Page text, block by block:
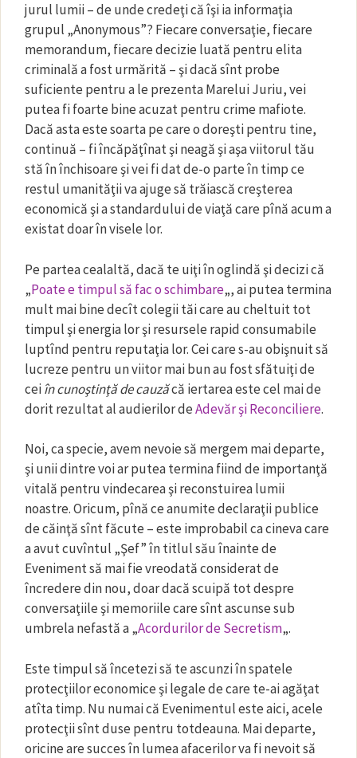
jurul lumii – de unde credeţi că îşi ia informaţia
grupul „Anonymous”? Fiecare conversaţie, fiecare
memorandum, fiecare decizie luată pentru elita
criminală a fost urmărită – şi dacă sînt probe
suficiente pentru a le prezenta Marelui Juriu, vei
putea fi foarte bine acuzat pentru crime mafiote.
Dacă asta este soarta pe care o doreşti pentru tine,
continuă – fi încăpăţînat şi neagă şi aşa viitorul tău
stă în închisoare şi vei fi dat de-o parte în timp ce
restul umanităţii va ajuge să trăiască creşterea
economică şi a standardului de viaţă care pînă acum a
existat doar în visele lor.
Pe partea cealaltă, dacă te uiţi în oglindă şi decizi că
„Poate e timpul să fac o schimbare„, ai putea termina
mult mai bine decît colegii tăi care au cheltuit tot
timpul şi energia lor şi resursele rapid consumabile
luptînd pentru reputaţia lor. Cei care s-au obişnuit să
lucreze pentru un viitor mai bun au fost sfătuiţi de
ceiîn cunoştinţă de cauzăcă iertarea este cel mai de
dorit rezultat al audierilor deAdevăr şi Reconciliere.
Noi, ca specie, avem nevoie să mergem mai departe,
şi unii dintre voi ar putea termina fiind de importanţă
vitală pentru vindecarea şi reconstuirea lumii
noastre. Oricum, pînă ce anumite declaraţii publice
de căinţă sînt făcute – este improbabil ca cineva care
a avut cuvîntul „Şef” în titlul său înainte de
Eveniment să mai fie vreodată considerat de
încredere din nou, doar dacă scuipă tot despre
conversaţiile şi memoriile care sînt ascunse sub
umbrela nefastă a „Acordurilor de Secretism„.
Este timpul să încetezi să te ascunzi în spatele
protecţiilor economice şi legale de care te-ai agăţat
atîta timp. Nu numai că Evenimentul este aici, acele
protecţii sînt duse pentru totdeauna. Mai departe,
oricine are succes în lumea afacerilor va fi nevoit să